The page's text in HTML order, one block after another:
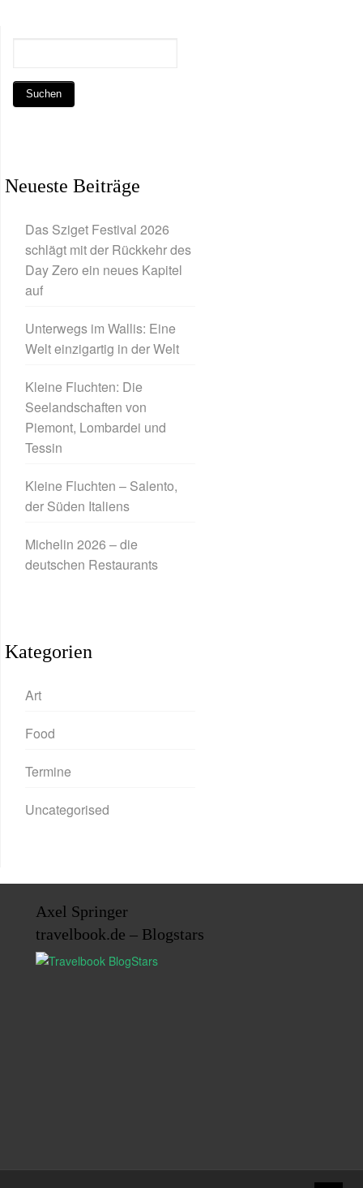
Neueste Beiträge
Das Sziget Festival 2026
schlägt mit der Rückkehr des
Day Zero ein neues Kapitel
auf
Unterwegs im Wallis: Eine
Welt einzigartig in der Welt
Kleine Fluchten: Die
Seelandschaften von
Piemont, Lombardei und
Tessin
Kleine Fluchten – Salento,
der Süden Italiens
Michelin 2026 – die
deutschen Restaurants
Kategorien
Art
Food
Termine
Uncategorised
Axel Springer
travelbook.de – Blogstars
↑